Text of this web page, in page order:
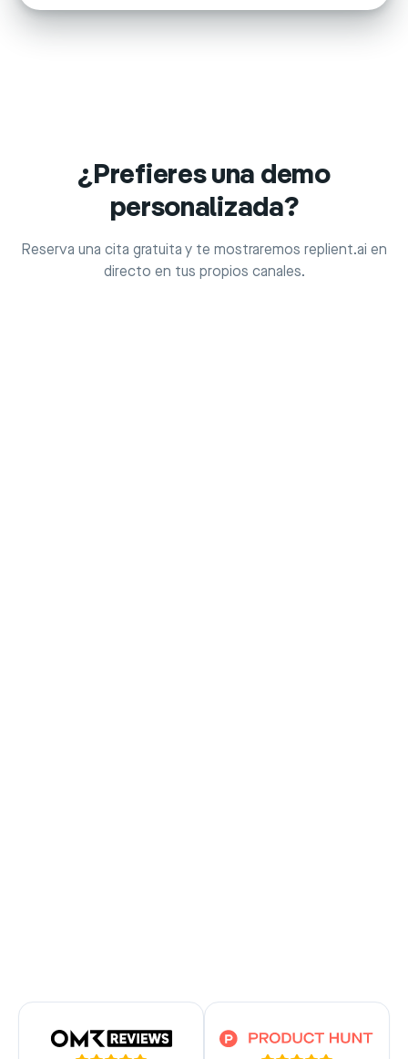
¿Prefieres una demo
personalizada?
Reserva una cita gratuita y te mostraremos replient.ai en
directo en tus propios canales.